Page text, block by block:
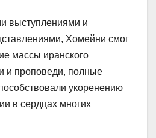
выступлениями и
Хомейни смог
массы иранского
и проповеди, полные
укоренению
в сердцах многих